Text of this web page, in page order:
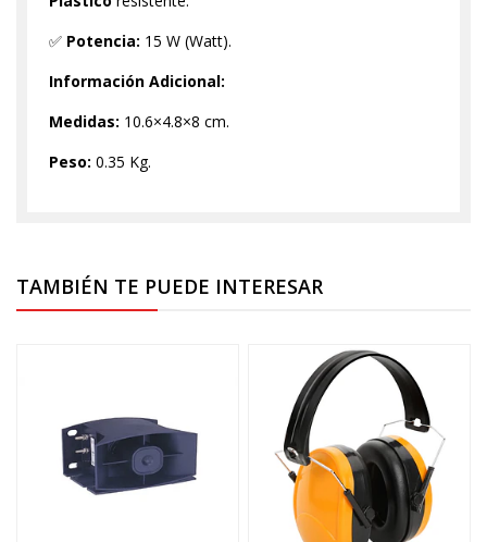
✅ Potencia: 15 W (Watt).
Información Adicional:
Medidas: 10.6×4.8×8 cm.
Peso: 0.35 Kg.
TAMBIÉN TE PUEDE INTERESAR